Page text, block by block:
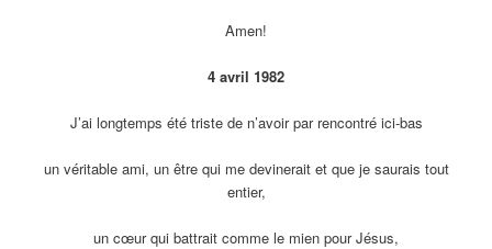
Amen!
4 avril 1982
J’ai longtemps été triste de n’avoir par rencontré ici-bas
un véritable ami, un être qui me devinerait et que je saurais tout
entier,
un cœur qui battrait comme le mien pour Jésus,